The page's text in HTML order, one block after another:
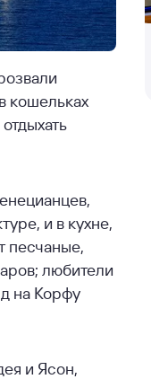
кошельках
и в кухне,
песчаные,
любители
на Корфу
и Ясон,